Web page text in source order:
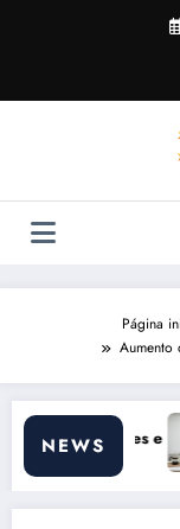
Página
Aumento
NEWS
de vida em